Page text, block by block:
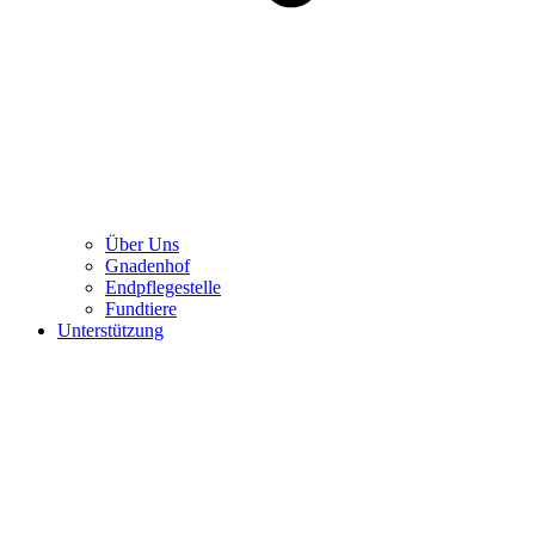
Über Uns
Gnadenhof
Endpflegestelle
Fundtiere
Unterstützung